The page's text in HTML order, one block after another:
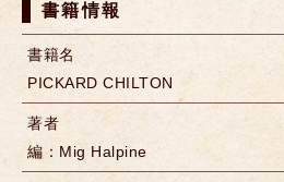
書籍情報
書籍名
PICKARD CHILTON
著者
編：Mig Halpine